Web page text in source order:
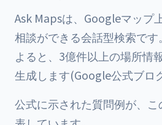
Ask Mapsは、Googleマップ
相談ができる会話型検索で
よると、3億件以上の場所情
生成します(Google公式ブロ
公式に示された質問例が、こ